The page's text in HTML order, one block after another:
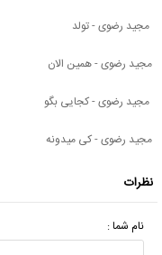
مجید رضوی - تولد
مجید رضوی - همین الان
مجید رضوی - کجایی بگو
مجید رضوی - کی میدونه
نظرات
نام شما :